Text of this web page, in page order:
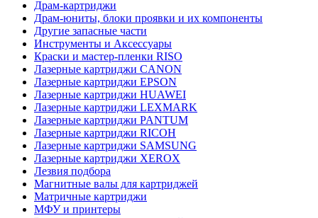
Драм-картриджи
Драм-юниты, блоки проявки и их компоненты
Другие запасные части
Инструменты и Аксессуары
Краски и мастер-пленки RISO
Лазерные картриджи CANON
Лазерные картриджи EPSON
Лазерные картриджи HUAWEI
Лазерные картриджи LEXMARK
Лазерные картриджи PANTUM
Лазерные картриджи RICOH
Лазерные картриджи SAMSUNG
Лазерные картриджи XEROX
Лезвия подбора
Магнитные валы для картриджей
Матричные картриджи
МФУ и принтеры